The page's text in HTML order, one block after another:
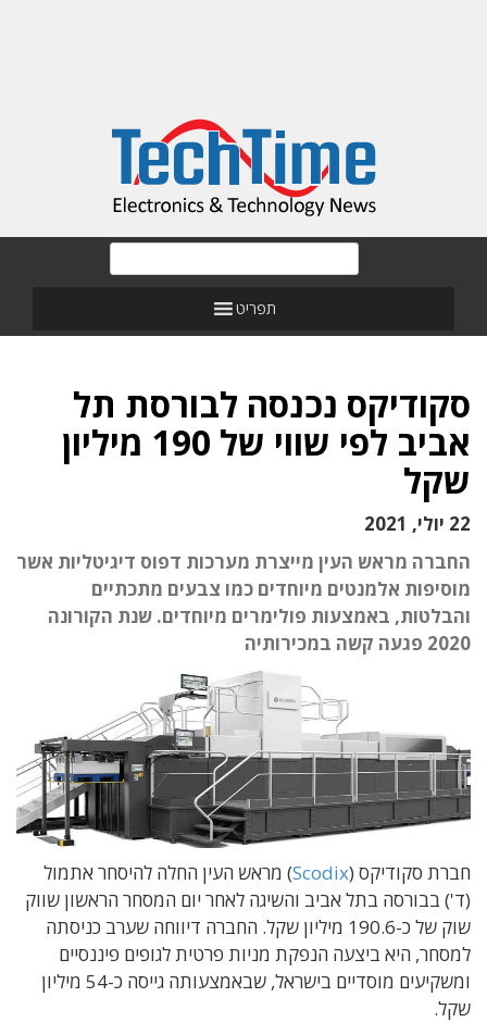
תפריט
סקודיקס נכנסה לבורסת תל
אביב לפי שווי של 190 מיליון
שקל
22 יולי, 2021
החברה מראש העין מייצרת מערכות דפוס דיגיטליות אשר
מוסיפות אלמנטים מיוחדים כמו צבעים מתכתיים
והבלטות, באמצעות פולימרים מיוחדים. שנת הקורונה
2020 פגעה קשה במכירותיה
חברת סקודיקס (Scodix) מראש העין החלה להיסחר אתמול
(ד') בבורסה בתל אביב והשיגה לאחר יום המסחר הראשון שווק
שוק של כ-190.6 מיליון שקל. החברה דיווחה שערב כניסתה
למסחר, היא ביצעה הנפקת מניות פרטית לגופים פיננסיים
ומשקיעים מוסדיים בישראל, שבאמצעותה גייסה כ-54 מיליון
שקל.